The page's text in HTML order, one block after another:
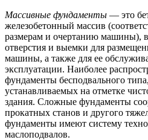
Массивные фундаменты — это
железобетонный массив
размерам и очертанию машины),
отверстия и выемки для
машины, а также для ее
эксплуатации. Наиболее
фундаменты бесподвального
устанавливаемых на отметке
здания. Сложные фундаменты
прокатных станов и другого
фундаменты имеют систему
маслоподвалов.